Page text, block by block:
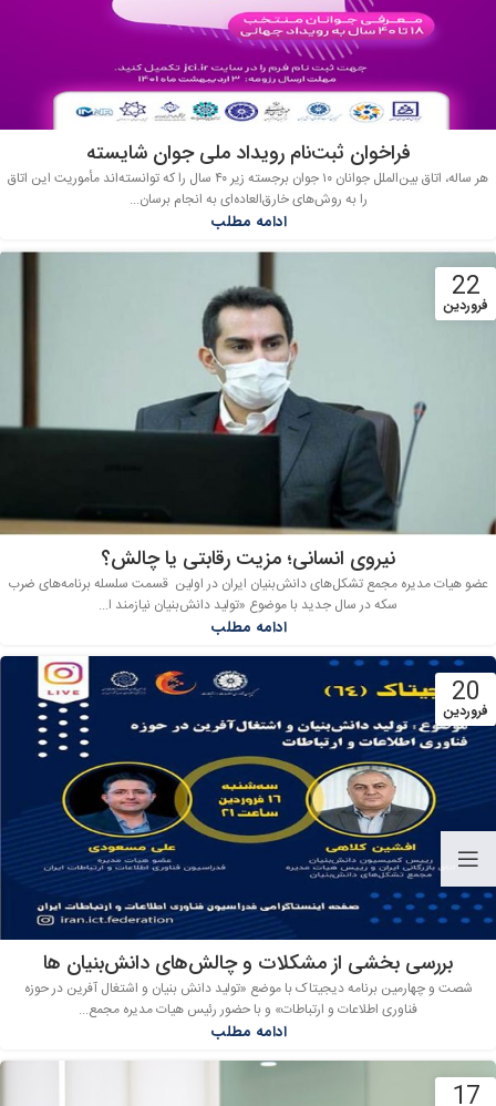
فراخوان ثبت‌نام رویداد ملی جوان شایسته
هر ساله، اتاق بین‌الملل جوانان ۱۰ جوان برجسته زیر ۴۰ سال را که توانسته‌اند مأموریت این اتاق
را به روش‌های خارق‌العاده‌ای به انجام برسان...
ادامه مطلب
22
فروردین
نیروی انسانی؛ مزیت رقابتی یا چالش؟
عضو هیات مدیره مجمع تشکل‌های دانش‌بنیان ایران در اولین قسمت سلسله برنامه‌‌های ضرب
سکه در سال جدید با موضوع «تولید دانش‌بنیان نیازمند ا...
ادامه مطلب
20
فروردین
بررسی بخشی از مشکلات و چالش‌های دانش‌بنیان ها
شصت و چهارمین برنامه دیجیتاک با موضع «تولید دانش بنیان و اشتغال آفرین در حوزه
فناوری اطلاعات و ارتباطات» و با حضور رئیس هیات مدیره مجمع...
ادامه مطلب
17